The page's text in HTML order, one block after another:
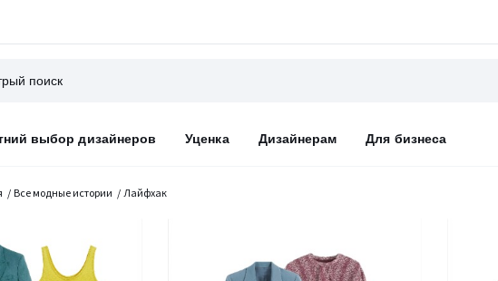
выбор дизайнеров Уценка Дизайнерам Для бизнеса
Все модные истории Лайфхак